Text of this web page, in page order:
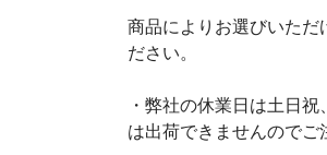
商品によりお選びいただ
ださい。
・弊社の休業日は土日
は出荷できませんのでご